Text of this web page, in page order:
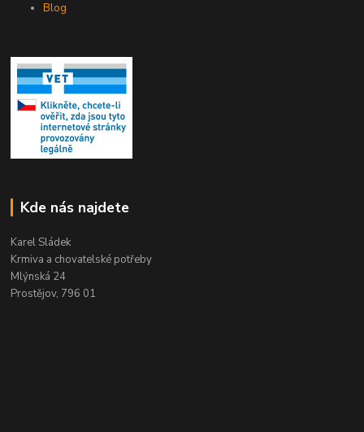
Blog
Kde nás najdete
Karel Sládek
Krmiva a chovatelské potřeby
Mlýnská 24
Prostějov, 796 01